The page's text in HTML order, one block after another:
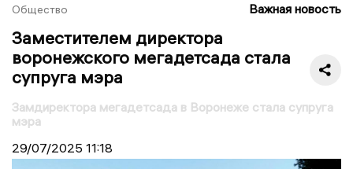
Общество Важная новость
Заместителем директора
воронежского мегадетсада стала
супруга мэра
Замдиректора мегадетсада в Воронеже стала супруга
мэра
29/07/2025 11:18